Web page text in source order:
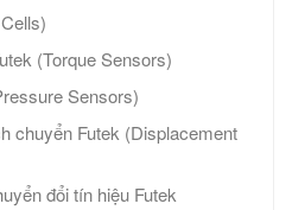
(Torque Sensors)
Sensors)
chuyển Futek (Displacement
đổi tín hiệu Futek